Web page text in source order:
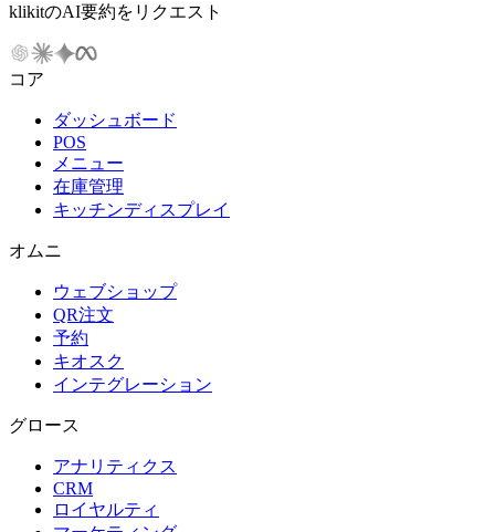
klikitのAI要約をリクエスト
コア
ダッシュボード
POS
メニュー
在庫管理
キッチンディスプレイ
オムニ
ウェブショップ
QR注文
予約
キオスク
インテグレーション
グロース
アナリティクス
CRM
ロイヤルティ